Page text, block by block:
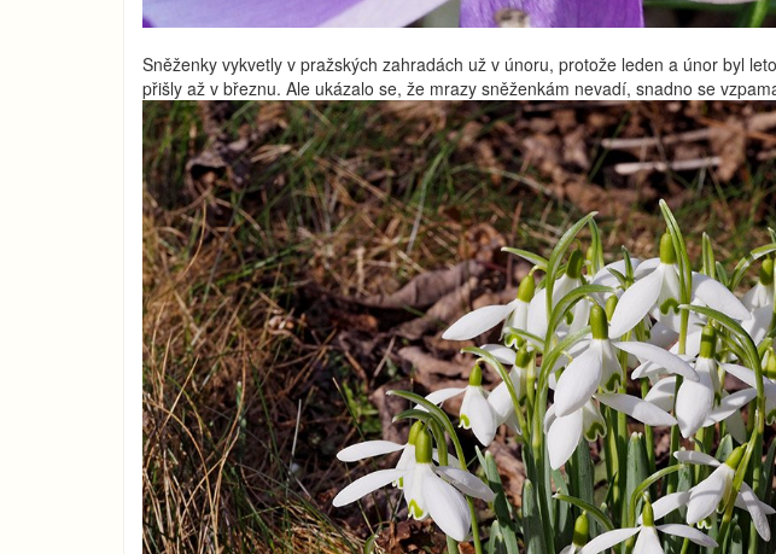
Sněženky vykvetly v pražských zahradách už v únoru, protože leden a únor byl
přišly až v březnu. Ale ukázalo se, že mrazy sněženkám nevadí, snadno se